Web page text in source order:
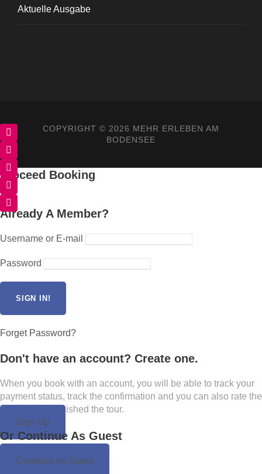
Aktuelle Ausgabe
COPYRIGHT © 2026 MEHR ERLEBEN AM
BODENSEE
Proceed Booking
Already A Member?
Username or E-mail
Password
Forget Password?
Don't have an account? Create one.
When you book with an account, you will be able to track your
payment status, track the confirmation and you can also rate the
tour after you finished the tour.
Sign Up
Or Continue As Guest
Continue As Guest